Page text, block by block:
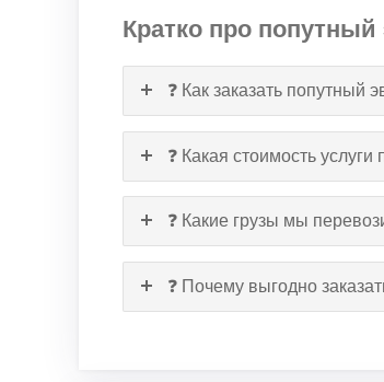
Кратко про
❓ Как заказать
❓ Какая стоимость
❓ Какие грузы мы
❓ Почему выгодно